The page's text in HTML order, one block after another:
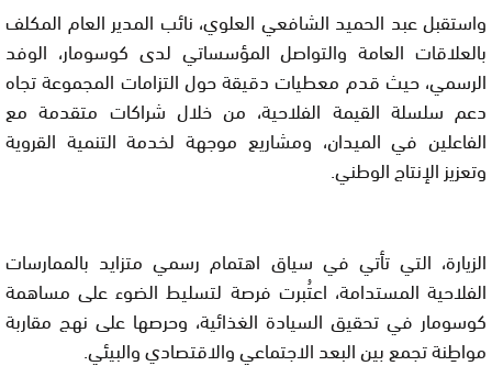
واستقبل عبد الحميد الشافعي العلوي، نائب المدير العام المكلف
بالعلاقات العامة والتواصل المؤسساتي لدى كوسومار، الوفد
الرسمي، حيث قدم معطيات دقيقة حول التزامات المجموعة تجاه
دعم سلسلة القيمة الفلاحية، من خلال شراكات متقدمة مع
الفاعلين في الميدان، ومشاريع موجهة لخدمة التنمية القروية
وتعزيز الإنتاج الوطني.
الزيارة، التي تأتي في سياق اهتمام رسمي متزايد بالممارسات
الفلاحية المستدامة، اعتُبرت فرصة لتسليط الضوء على مساهمة
كوسومار في تحقيق السيادة الغذائية، وحرصها على نهج مقاربة
مواطِنة تجمع بين البعد الاجتماعي والاقتصادي والبيئي.